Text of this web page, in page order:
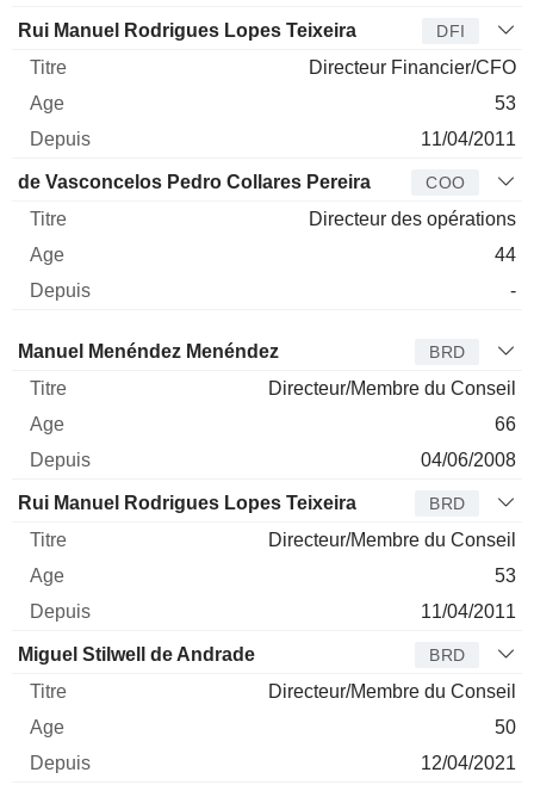
Rui Manuel Rodrigues Lopes Teixeira DFI
Directeur Financier/CFO
53
11/04/2011
de Vasconcelos Pedro Collares Pereira COO
Directeur des opérations
44
-
Administrateur Titre Age Depuis
Manuel Menéndez Menéndez BRD
Directeur/Membre du Conseil
66
04/06/2008
Rui Manuel Rodrigues Lopes Teixeira BRD
Directeur/Membre du Conseil
53
11/04/2011
Miguel Stilwell de Andrade BRD
Directeur/Membre du Conseil
50
12/04/2021